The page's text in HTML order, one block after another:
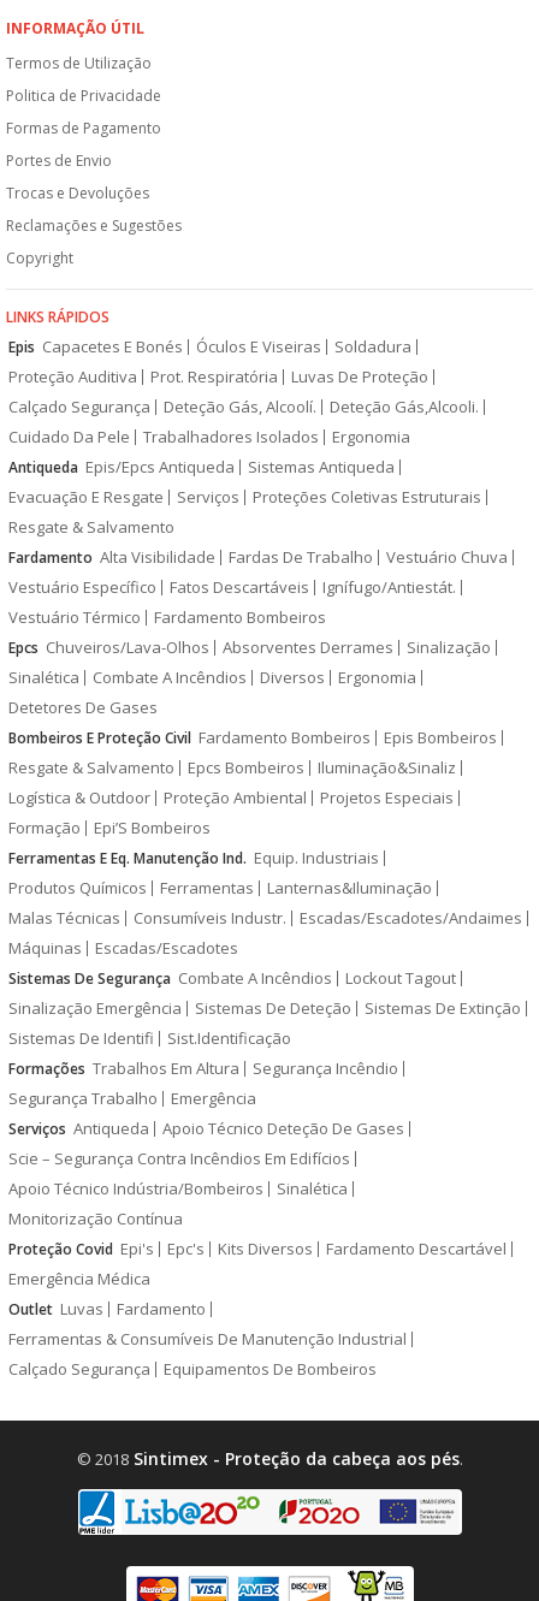
INFORMAÇÃO ÚTIL
Termos de Utilização
Politica de Privacidade
Formas de Pagamento
Portes de Envio
Trocas e Devoluções
Reclamações e Sugestões
Copyright
LINKS RÁPIDOS
Epis Capacetes E Bonés Óculos E Viseiras
Soldadura
Proteção Auditiva
Prot. Respiratória
Luvas De Proteção
Calçado Segurança
Deteção Gás, Alcoolí.
Deteção Gás,Alcooli.
Cuidado Da Pele
Trabalhadores Isolados Ergonomia
Antiqueda Epis/Epcs Antiqueda
Sistemas Antiqueda
Evacuação E Resgate
Serviços
Proteções Coletivas Estruturais
Resgate & Salvamento
Fardamento Alta Visibilidade Fardas De Trabalho
Vestuário Chuva
Vestuário Específico
Fatos Descartáveis
Ignífugo/Antiestát.
Vestuário Térmico
Fardamento Bombeiros
Epcs Chuveiros/Lava-Olhos Absorventes Derrames
Sinalização
Sinalética
Combate A Incêndios Diversos
Ergonomia
Detetores De Gases
Bombeiros E Proteção Civil Fardamento Bombeiros
Epis Bombeiros
Resgate & Salvamento
Epcs Bombeiros
Iluminação&Sinaliz
Logística & Outdoor
Proteção Ambiental
Projetos Especiais
Formação
Epi’S Bombeiros
Ferramentas E Eq. Manutenção Ind. Equip. Industriais
Produtos Químicos
Ferramentas
Lanternas&Iluminação
Malas Técnicas
Consumíveis Industr.
Escadas/Escadotes/Andaimes
Máquinas
Escadas/Escadotes
Sistemas De Segurança Combate A Incêndios
Lockout Tagout
Sinalização Emergência
Sistemas De Deteção
Sistemas De Extinção
Sistemas De Identifi
Sist.Identificação
Formações Trabalhos Em Altura
Segurança Incêndio
Segurança Trabalho
Emergência
Serviços Antiqueda
Apoio Técnico Deteção De Gases
Scie – Segurança Contra Incêndios Em Edifícios
Apoio Técnico Indústria/Bombeiros
Sinalética
Monitorização Contínua
Proteção Covid Epi's Epc's Kits Diversos
Fardamento Descartável
Emergência Médica
Outlet Luvas
Fardamento
Ferramentas & Consumíveis De Manutenção Industrial
Calçado Segurança
Equipamentos De Bombeiros
© 2018Sintimex - Proteção da cabeça aos pés.